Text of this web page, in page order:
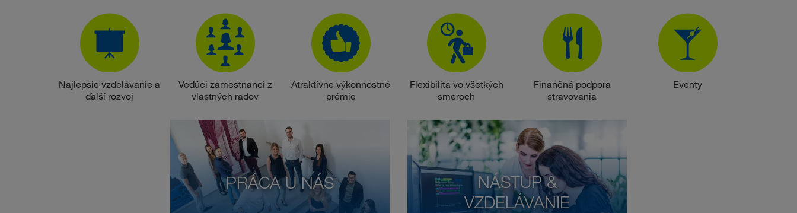
Najlepšie vzdelávanie a
ďalší rozvoj
Vedúci zamestnanci z
vlastných radov
Atraktívne výkonnostné
prémie
Flexibilita vo všetkých
smeroch
Finančná podpora
stravovania
Eventy
PRÁCA U NÁS
NÁSTUP &
VZDELÁVANIE